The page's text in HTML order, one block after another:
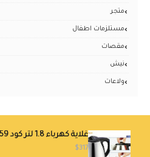
متجر
مستلزمات اطفال
مقصات
نيش
ولاعات
غلاية كهرباء 1.8 لتر كود 59
$317